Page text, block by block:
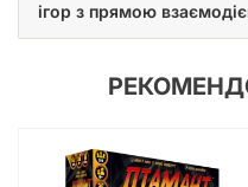
ігор з прямою